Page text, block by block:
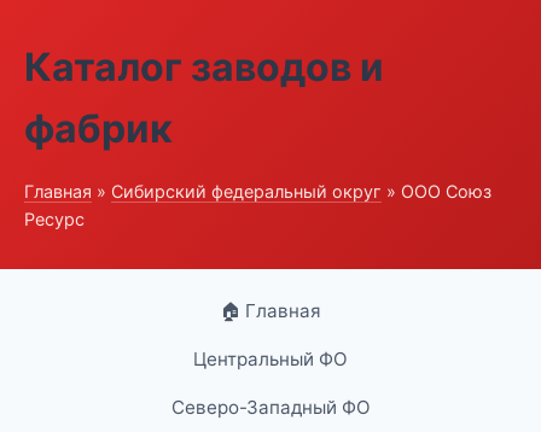
Каталог заводов и
фабрик
Главная » Сибирский федеральный округ » ООО Союз
Ресурс
🏠 Главная
Центральный ФО
Северо-Западный ФО